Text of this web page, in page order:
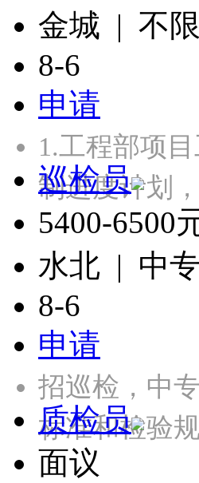
金城 | 不
8-6
申请
1.工程部项
制进度计划
巡检员
5400-6500
水北 | 中
8-6
申请
招巡检，中
标准和检验
质检员
面议